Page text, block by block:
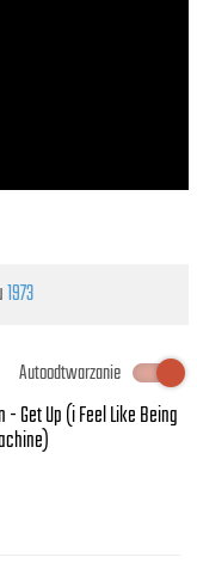
1973
Autoodtwarzanie
Get Up (i Feel Like Being